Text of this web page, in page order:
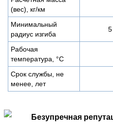
(вес), кг/км
Минимальный
радиус изгиба
Рабочая
температура, °C
Срок службы, не
менее, лет
Безупречная